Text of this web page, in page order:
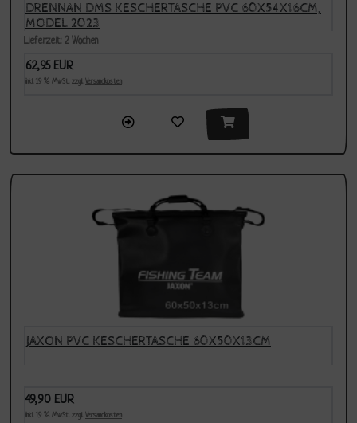
DRENNAN DMS KESCHERTASCHE PVC 60X54X16CM,
MODEL 2023
Lieferzeit: 2 Wochen
62,95 EUR
inkl. 19 % MwSt. zzgl. Versandkosten
JAXON PVC KESCHERTASCHE 60X50X13CM
49,90 EUR
inkl. 19 % MwSt. zzgl. Versandkosten